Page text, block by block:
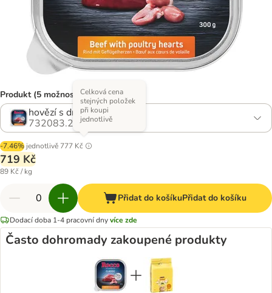
Produkt (5 možností)
hovězí s drůbežími srdíčky
732083.2
-7.46% jednotlivě 777 Kč
Celková cena
stejných položek
při koupi
jednotlivě
719 Kč
89 Kč / kg
Přidat do košíkuPřidat do košíku
Dodací doba 1-4 pracovní dnyvíce zde
Často dohromady zakoupené produkty